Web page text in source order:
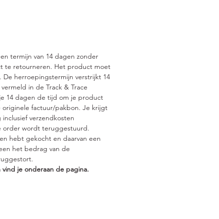
Green Choice
Empowering
Value For Money
termijn van 14 dagen zonder
te retourneren. Het product moet
herroepingstermijn verstrijkt 14
in de Track & Trace
14 dagen de tijd om je product
factuur/pakbon. Je krijgt
verzendkosten
wordt teruggestuurd.
hebt gekocht en daarvan een
het bedrag van de
je onderaan de pagina.